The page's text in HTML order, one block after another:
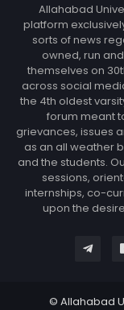
Allahabad
platform
sorts of news
owned, run
themselves on
across social
the 4th oldest
forum meant
grievances, issues
as an all weather
and the students.
sessions,
internships, co-
upon the
© Allahabad